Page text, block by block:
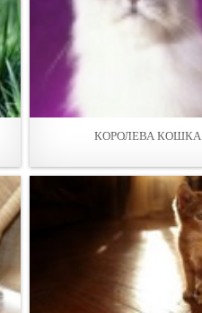
КОРОЛЕВА КОШКА